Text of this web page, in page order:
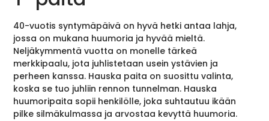
40-vuotis syntymäpäivä on hyvä hetki antaa lahja,
jossa on mukana huumoria ja hyvää mieltä.
Neljäkymmentä vuotta on monelle tärkeä
merkkipaalu, jota juhlistetaan usein ystävien ja
perheen kanssa. Hauska paita on suosittu valinta,
koska se tuo juhliin rennon tunnelman. Hauska
huumoripaita sopii henkilölle, joka suhtautuu ikään
pilke silmäkulmassa ja arvostaa kevyttä huumoria.